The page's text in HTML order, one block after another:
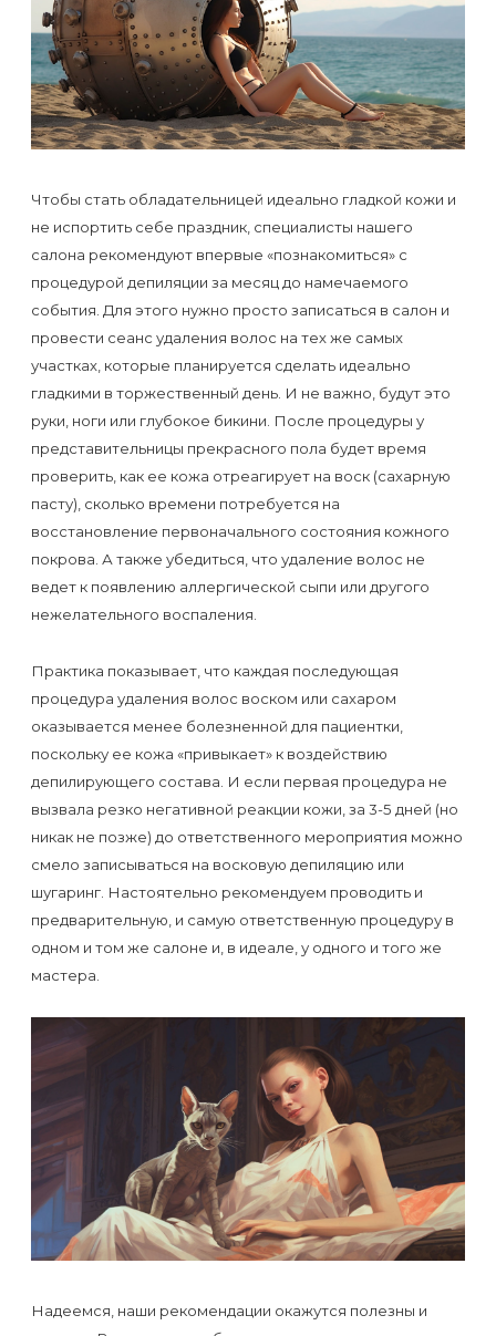
уходу
за
кожей
после
депиляции
воском
или
сахаром
Виды
воска
депиляции
Эпиляция
или
депиляция?
Чтобы стать обладательницей идеально гладкой кожи и
не испортить себе праздник, специалисты нашего
салона рекомендуют впервые «познакомиться» с
процедурой депиляции за месяц до намечаемого
события. Для этого нужно просто записаться в салон и
провести сеанс удаления волос на тех же самых
участках, которые планируется сделать идеально
гладкими в торжественный день. И не важно, будут это
руки, ноги или глубокое бикини. После процедуры у
представительницы прекрасного пола будет время
проверить, как ее кожа отреагирует на воск (сахарную
пасту), сколько времени потребуется на
восстановление первоначального состояния кожного
покрова. А также убедиться, что удаление волос не
ведет к появлению аллергической сыпи или другого
нежелательного воспаления.
Практика показывает, что каждая последующая
процедура удаления волос воском или сахаром
оказывается менее болезненной для пациентки,
поскольку ее кожа «привыкает» к воздействию
депилирующего состава. И если первая процедура не
вызвала резко негативной реакции кожи, за 3-5 дней (но
никак не позже) до ответственного мероприятия можно
смело записываться на восковую депиляцию или
шугаринг. Настоятельно рекомендуем проводить и
предварительную, и самую ответственную процедуру в
одном и том же салоне и, в идеале, у одного и того же
мастера.
Надеемся, наши рекомендации окажутся полезны и